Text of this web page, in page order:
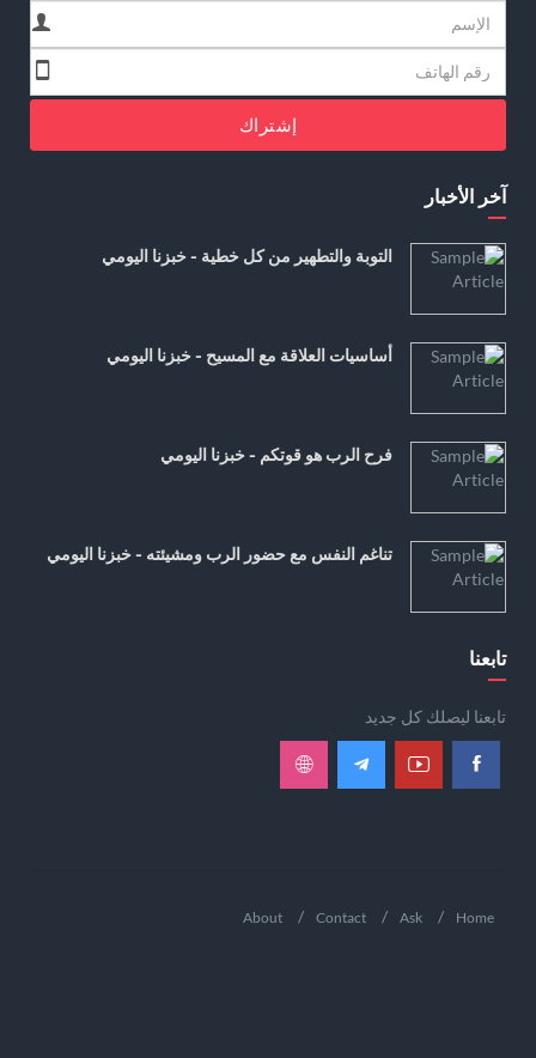
إشتراك
آخر الأخبار
التوبة والتطهير من كل خطية - خبزنا اليومي
أساسيات العلاقة مع المسيح - خبزنا اليومي
فرح الرب هو قوتكم - خبزنا اليومي
تناغم النفس مع حضور الرب ومشيئته - خبزنا اليومي
تابعنا
تابعنا ليصلك كل جديد
Home
Ask
Contact
About